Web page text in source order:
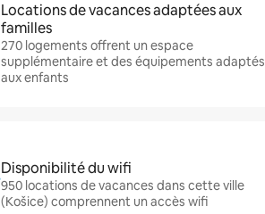
Locations de vacances adaptées aux
familles
270 logements offrent un espace
supplémentaire et des équipements adaptés
aux enfants
Disponibilité du wifi
950 locations de vacances dans cette ville
(Košice) comprennent un accès wifi